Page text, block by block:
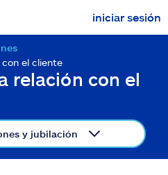
iniciar sesión
paracotizar
con el cliente
relación con el
y jubilación